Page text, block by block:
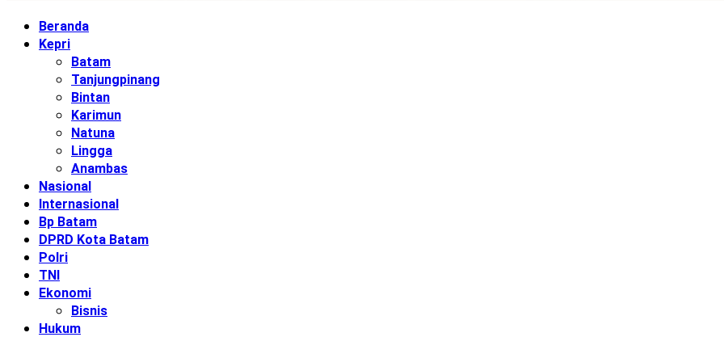
Beranda
Kepri
Batam
Tanjungpinang
Bintan
Karimun
Natuna
Lingga
Anambas
Nasional
Internasional
Bp Batam
DPRD Kota Batam
Polri
TNI
Ekonomi
Bisnis
Hukum